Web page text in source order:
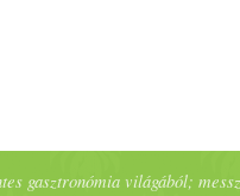
gasztronómia világából;